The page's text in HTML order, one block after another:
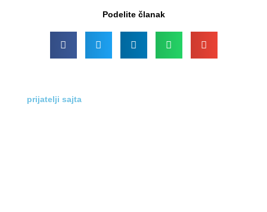
Podelite članak
prijatelji sajta